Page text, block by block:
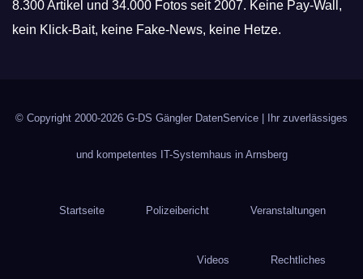
8.300 Artikel und 34.000 Fotos seit 2007. Keine Pay-Wall,
kein Klick-Bait, keine Fake-News, keine Hetze.
© Copyright 2000-2026 G-DS Gängler DatenService | Ihr zuverlässiges
und kompetentes IT-Systemhaus in Arnsberg
Startseite Polizeibericht Veranstaltungen
Videos Rechtliches